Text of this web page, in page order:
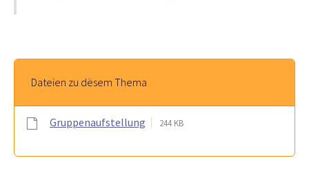
Dateien zu dësem Thema
Gruppenaufstellung 244 KB